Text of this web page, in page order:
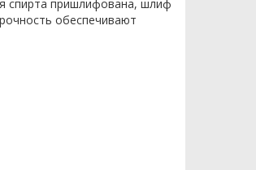
спирта пришлифована, шлиф
обеспечивают